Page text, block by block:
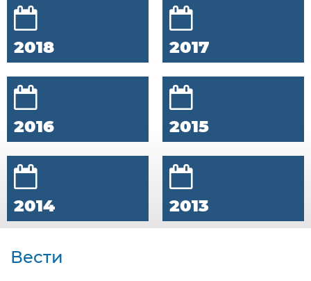
2018 2017
2016 2015
2014 2013
Вести